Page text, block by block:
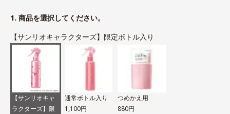
1. 商品を選択してください。
【サンリオキャラクターズ】限定ボトル入り
【サンリオキャ
ラクターズ】限
通常ボトル入り
1,100円
つめかえ用
880円